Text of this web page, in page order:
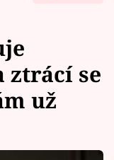
ztrácí se
už